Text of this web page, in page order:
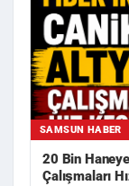
SAMSUN HABER
20 Bin
Çalışmaları